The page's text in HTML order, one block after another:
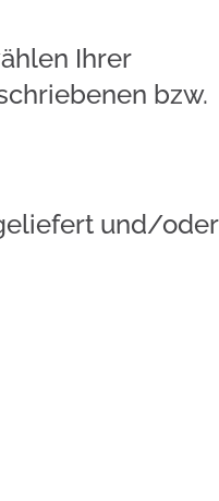
Ihrer
bzw.
und/oder